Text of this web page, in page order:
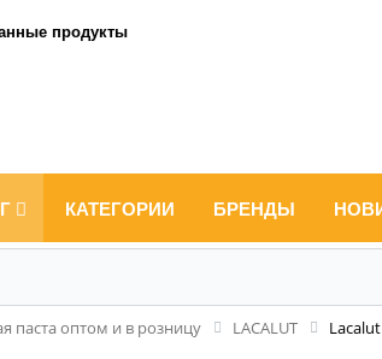
продукты
КАТЕГОРИИ БРЕНДЫ
паста оптом и в розницу LACALUT